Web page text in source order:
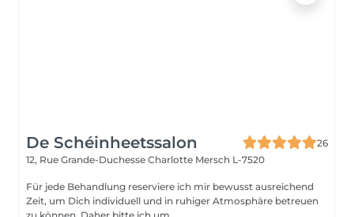
De Schéinheetssalon
26
12, Rue Grande-Duchesse Charlotte Mersch L-7520
Für jede Behandlung reserviere ich mir bewusst ausreichend
Zeit, um Dich individuell und in ruhiger Atmosphäre betreuen